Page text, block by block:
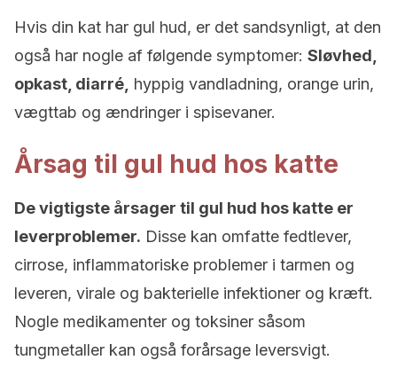
Hvis din kat har gul hud, er det sandsynligt, at den
også har nogle af følgende symptomer: Sløvhed,
opkast, diarré, hyppig vandladning, orange urin,
vægttab og ændringer i spisevaner.
Årsag til gul hud hos katte
De vigtigste årsager til gul hud hos katte er
leverproblemer. Disse kan omfatte fedtlever,
cirrose, inflammatoriske problemer i tarmen og
leveren, virale og bakterielle infektioner og kræft.
Nogle medikamenter og toksiner såsom
tungmetaller kan også forårsage leversvigt.